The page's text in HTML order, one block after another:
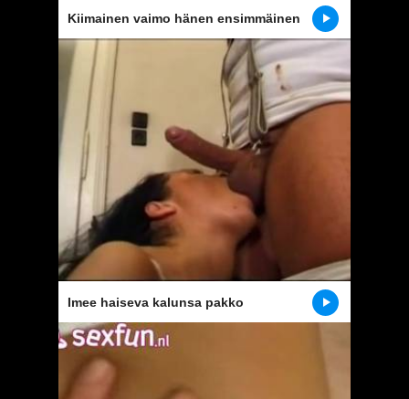
Kiimainen vaimo hänen ensimmäinen
gangbang
Imee haiseva kalunsa pakko